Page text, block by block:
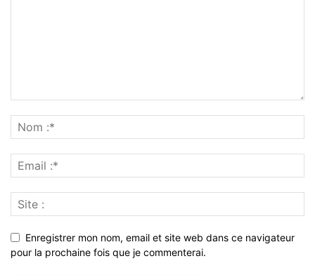
Enregistrer mon nom, email et site web dans ce navigateur
pour la prochaine fois que je commenterai.